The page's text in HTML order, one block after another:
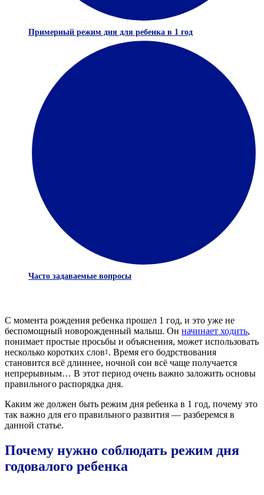
Примерный режим дня для ребенка в 1 год
Часто задаваемые вопросы
С момента рождения ребенка прошел 1 год, и это уже не
беспомощный новорожденный малыш. Он начинает ходить,
понимает простые просьбы и объяснения, может использовать
несколько коротких слов1 . Время его бодрствования
становится всё длиннее, ночной сон всё чаще получается
непрерывным… В этот период очень важно заложить основы
правильного распорядка дня.
Каким же должен быть режим дня ребенка в 1 год, почему это
так важно для его правильного развития — разберемся в
данной статье.
Почему нужно соблюдать режим дня
годовалого ребенка